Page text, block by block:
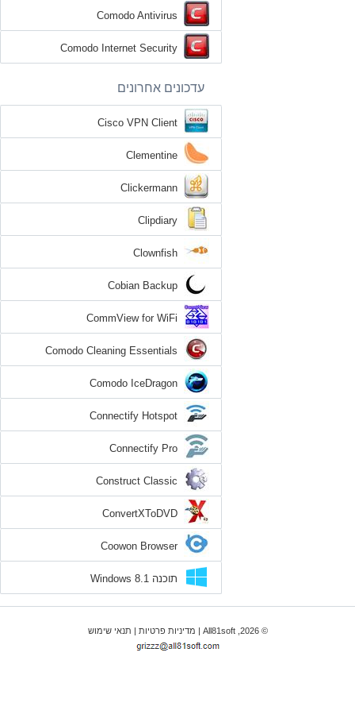
Comodo Antivirus
Comodo Internet Security
עדכונים אחרונים
Cisco VPN Client
Clementine
Clickermann
Clipdiary
Clownfish
Cobian Backup
CommView for WiFi
Comodo Cleaning Essentials
Comodo IceDragon
Connectify Hotspot
Connectify Pro
Construct Classic
ConvertXToDVD
Coowon Browser
תוכנה Windows 8.1
© 2026, All81soft | מדיניות פרטיות|תנאי שימוש